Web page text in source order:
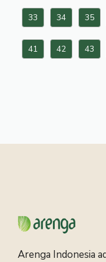
33 34 35
41 42 43
Arenga Indonesia